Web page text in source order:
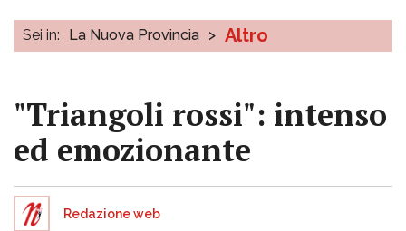
Sei in: La Nuova Provincia > Altro
"Triangoli rossi": intenso
ed emozionante
Redazione web